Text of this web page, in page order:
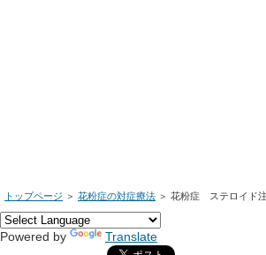
トップページ ＞ 花粉症の対症療法 ＞ 花粉症 ステロイド
Powered by Translate